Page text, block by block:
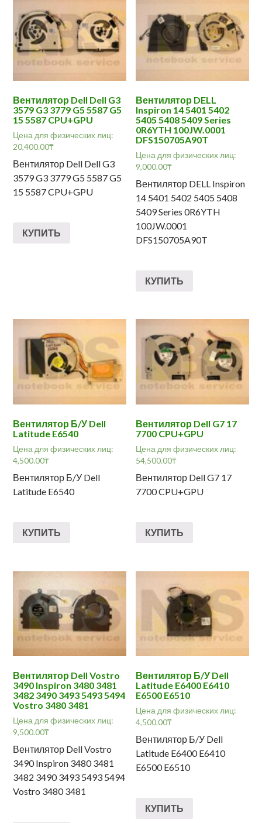
Вентилятор Dell Dell G3
3579 G3 3779 G5 5587 G5
15 5587 CPU+GPU
Цена для физических лиц:
20,400.00₸
Вентилятор Dell Dell G3
3579 G3 3779 G5 5587 G5
15 5587 CPU+GPU
КУПИТЬ
Вентилятор DELL
Inspiron 14 5401 5402
5405 5408 5409 Series
0R6YTH 100JW.0001
DFS150705A90T
Цена для физических лиц:
9,000.00₸
Вентилятор DELL Inspiron
14 5401 5402 5405 5408
5409 Series 0R6YTH
100JW.0001
DFS150705A90T
КУПИТЬ
Вентилятор Б/У Dell
Latitude E6540
Цена для физических лиц:
4,500.00₸
Вентилятор Б/У Dell
Latitude E6540
КУПИТЬ
Вентилятор Dell G7 17
7700 CPU+GPU
Цена для физических лиц:
54,500.00₸
Вентилятор Dell G7 17
7700 CPU+GPU
КУПИТЬ
Вентилятор Dell Vostro
3490 Inspiron 3480 3481
3482 3490 3493 5493 5494
Vostro 3480 3481
Цена для физических лиц:
9,500.00₸
Вентилятор Dell Vostro
3490 Inspiron 3480 3481
3482 3490 3493 5493 5494
Vostro 3480 3481
Вентилятор Б/У Dell
Latitude E6400 E6410
E6500 E6510
Цена для физических лиц:
4,500.00₸
Вентилятор Б/У Dell
Latitude E6400 E6410
E6500 E6510
КУПИТЬ